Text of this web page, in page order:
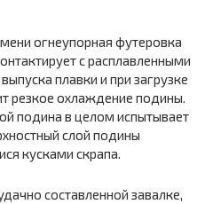
огнеупорная футеровка
с расплавленными
плавки и при загрузке
резкое охлаждение подины.
подина в целом испытывает
слой подины
кусками скрапа.
составленной завалке,